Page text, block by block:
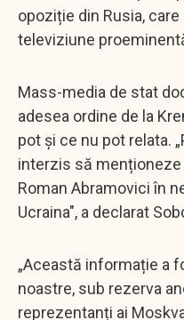
opoziție din Rusia,
televiziune
Mass-media de stat
adesea ordine de la
pot și ce nu pot relata.
interzis să
Roman Abramovici în
Ucraina", a declarat
„Această informație a
noastre, sub rezerva
reprezentanți ai